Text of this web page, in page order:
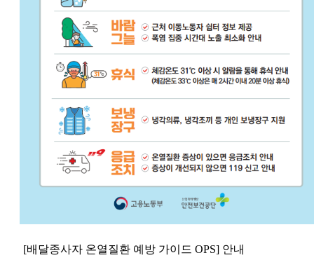
[배달종사자 온열질환 예방 가이드 OPS] 안내